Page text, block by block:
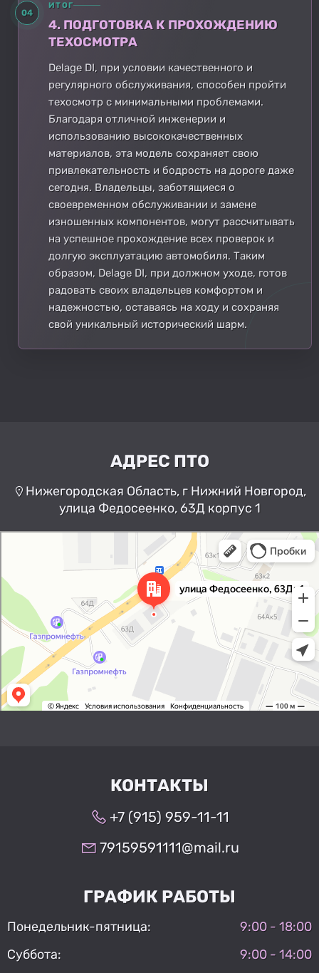
04
ИТОГ
4. ПОДГОТОВКА К ПРОХОЖДЕНИЮ
ТЕХОСМОТРА
Delage DI, при условии качественного и
регулярного обслуживания, способен пройти
техосмотр с минимальными проблемами.
Благодаря отличной инженерии и
использованию высококачественных
материалов, эта модель сохраняет свою
привлекательность и бодрость на дороге даже
сегодня. Владельцы, заботящиеся о
своевременном обслуживании и замене
изношенных компонентов, могут рассчитывать
на успешное прохождение всех проверок и
долгую эксплуатацию автомобиля. Таким
образом, Delage DI, при должном уходе, готов
радовать своих владельцев комфортом и
надежностью, оставаясь на ходу и сохраняя
свой уникальный исторический шарм.
АДРЕС ПТО
Нижегородская Область, г Нижний Новгород,
улица Федосеенко, 63Д корпус 1
Нижний Новгород
Улица Федосеенко, 63Дк1 —
Яндекс Карты
КОНТАКТЫ
+7 (915) 959-11-11
79159591111@mail.ru
ГРАФИК РАБОТЫ
Понедельник-пятница:
9:00 - 18:00
Суббота:
9:00 - 14:00